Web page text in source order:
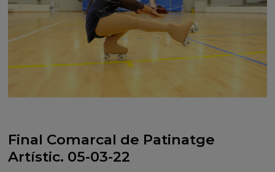
Final Comarcal de Patinatge
Artístic. 05-03-22